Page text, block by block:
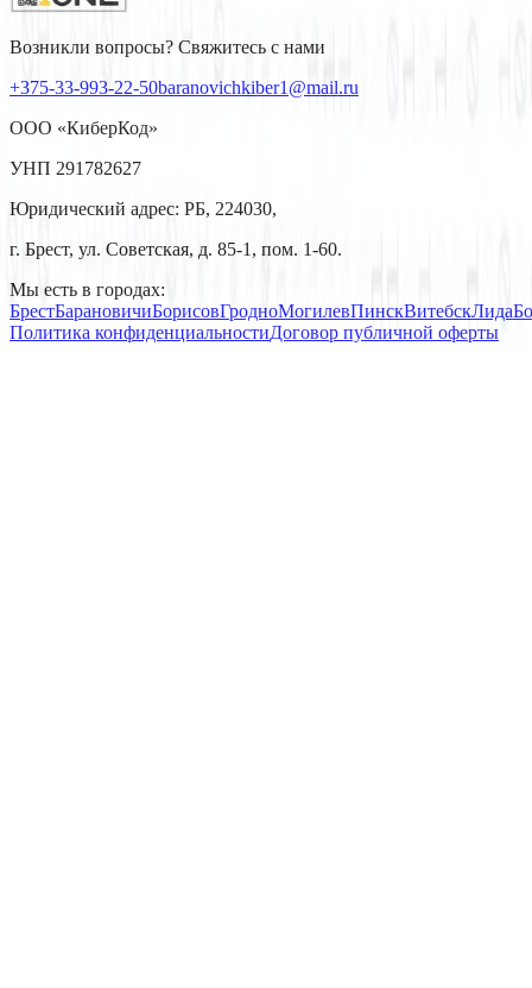
Возникли вопросы? Свяжитесь с нами
+375-33-993-22-50baranovichkiber1@mail.ru
ООО «КиберКод»
УНП 291782627
Юридический адрес: РБ, 224030,
г. Брест, ул. Советская, д. 85-1, пом. 1-60.
Мы есть в городах:
БрестБарановичиБорисовГродноМогилевПинскВитебскЛида
Политика конфиденциальностиДоговор публичной оферты